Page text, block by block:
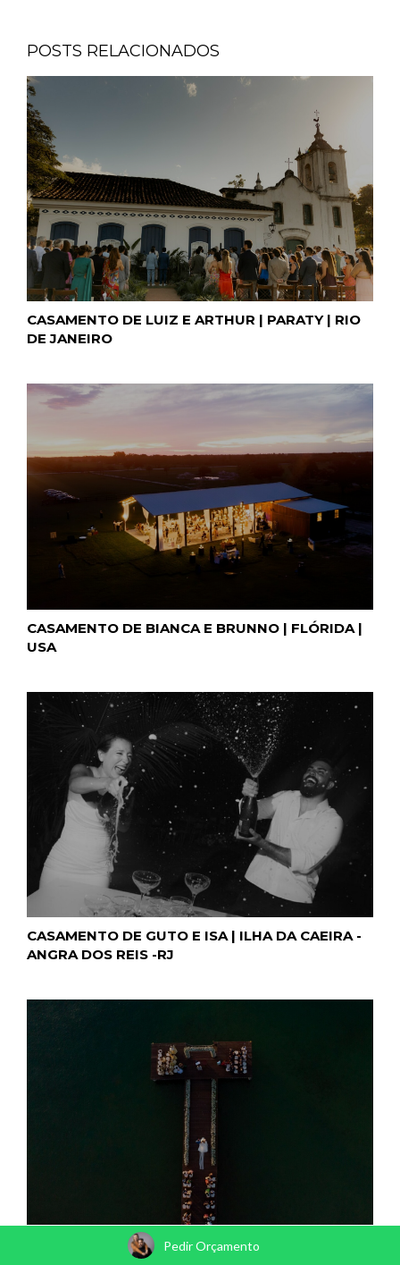
POSTS RELACIONADOS
CASAMENTO DE LUIZ E ARTHUR | PARATY | RIO
DE JANEIRO
CASAMENTO DE BIANCA E BRUNNO | FLÓRIDA |
USA
CASAMENTO DE GUTO E ISA | ILHA DA CAEIRA -
ANGRA DOS REIS -RJ
CASAMENTO DE FRANCO E TAMIRES | ANGRA
Pedir Orçamento